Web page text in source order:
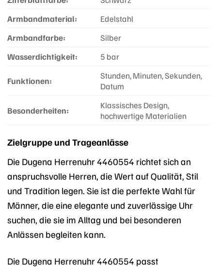
Armbandmaterial:
Edelstahl
Armbandfarbe:
Silber
Wasserdichtigkeit:
5 bar
Funktionen:
Stunden, Minuten, Sekunden,
Datum
Besonderheiten:
Klassisches Design,
hochwertige Materialien
Zielgruppe und Trageanlässe
Die Dugena Herrenuhr 4460554 richtet sich an
anspruchsvolle Herren, die Wert auf Qualität, Stil
und Tradition legen. Sie ist die perfekte Wahl für
Männer, die eine elegante und zuverlässige Uhr
suchen, die sie im Alltag und bei besonderen
Anlässen begleiten kann.
Die Dugena Herrenuhr 4460554 passt